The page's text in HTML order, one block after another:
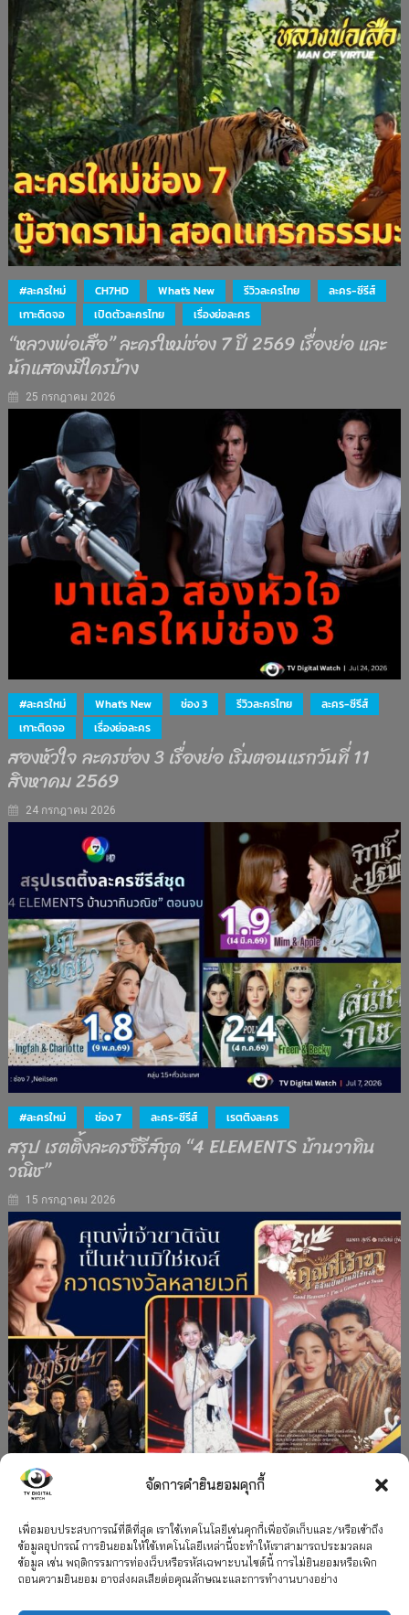
จัดการคำยินยอมคุกกี้
เพื่อมอบประสบการณ์ที่ดีที่สุด เราใช้เทคโนโลยีเช่นคุกกี้เพื่อจัดเก็บและ/หรือเข้าถึง
ข้อมูลอุปกรณ์ การยินยอมให้ใช้เทคโนโลยีเหล่านี้จะทำให้เราสามารถประมวลผล
ข้อมูล เช่น พฤติกรรมการท่องเว็บหรือรหัสเฉพาะบนไซต์นี้ การไม่ยินยอมหรือเพิก
ถอนความยินยอม อาจส่งผลเสียต่อคุณลักษณะและการทำงานบางอย่าง
#ละครใหม่ CH7HD What's New รีวิวละครไทย
ละคร-ซีรีส์
เกาะติดจอ
เปิดตัวละครไทย เรื่องย่อละคร
“หลวงพ่อเสือ” ละครใหม่ช่อง 7 ปี 2569 เรื่องย่อ และ
นักแสดงมีใครบ้าง
25 กรกฎาคม 2026
#ละครใหม่ What's New ช่อง 3 รีวิวละครไทย
ละคร-ซีรีส์
เกาะติดจอ
เรื่องย่อละคร
สองหัวใจ ละครช่อง 3 เรื่องย่อ เริ่มตอนแรกวันที่ 11
สิงหาคม 2569
24 กรกฎาคม 2026
#ละครใหม่ ช่อง 7 ละคร-ซีรีส์ เรตติงละคร
สรุป เรตติ้งละครซีรีส์ชุด “4 ELEMENTS บ้านวาทิน
วณิช”
15 กรกฎาคม 2026
”คุณพี่เจ้าขาดิฉันเป็นห่านมิใช่หงส์” กวาดรางวัล
เพียบ จาก 8 เวที